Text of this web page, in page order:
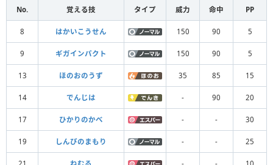
No. 覚える技 タイプ 威力 命中 PP
8 はかいこうせん 150 90 5
9 ギガインパクト 150 90 5
13 ほのおのうず 35 85 15
14 でんじは - 90 20
17 ひかりのかべ - - 30
19 しんぴのまもり - - 25